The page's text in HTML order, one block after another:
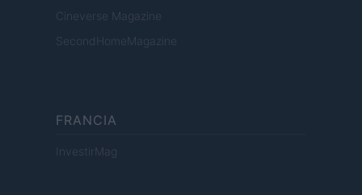
Cineverse Magazine
SecondHomeMagazine
FRANCIA
InvestirMag